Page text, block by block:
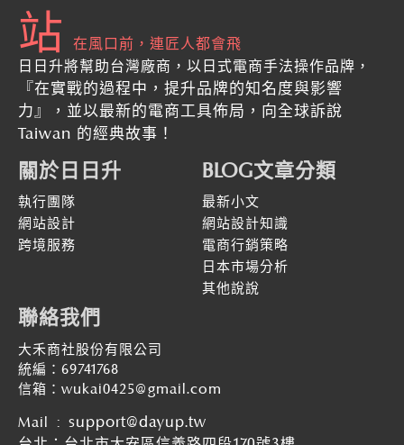
站
在風口前，連匠人都會飛
日日升將幫助台灣廠商，以日式電商手法操作品牌，
『在實戰的過程中，提升品牌的知名度與影響
力』
，並以最新的電商工具佈局，向全球訴說
Taiwan 的經典故事！
關於日日升
執行團隊
網站設計
跨境服務
BLOG文章分類
最新小文
網站設計知識
電商行銷策略
日本市場分析
其他說說
聯絡我們
大禾商社股份有限公司
統編：69741768
信箱：wukai0425@gmail.com
Mail : support@dayup.tw